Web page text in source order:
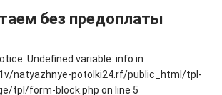
без предоплаты